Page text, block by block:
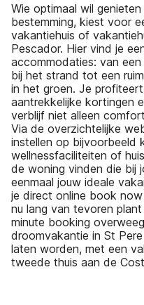
Wie optimaal wil
bestemming, kiest voor
vakantiehuis of
Pescador. Hier vind je
accommodaties: van
bij het strand tot een
in het groen. Je
aantrekkelijke kortingen
verblijf niet alleen
Via de overzichtelijke
instellen op bijvoorbeeld
wellnessfaciliteiten of
de woning vinden die bij
eenmaal jouw ideale
je direct online book
nu lang van tevoren
minute booking
droomvakantie in St
laten worden, met een
tweede thuis aan de